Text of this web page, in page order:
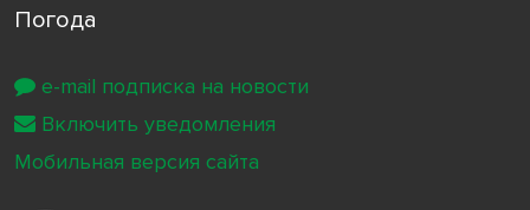
Погода
e-mail подписка на новости
Включить уведомления
Мобильная версия сайта